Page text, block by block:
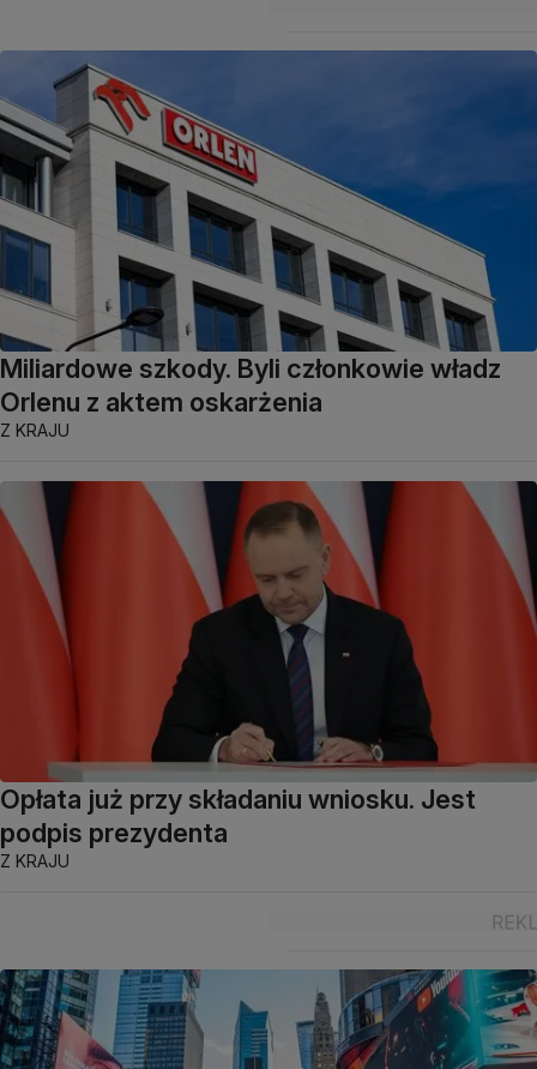
Miliardowe szkody. Byli członkowie władz
Orlenu z aktem oskarżenia
Z KRAJU
Opłata już przy składaniu wniosku. Jest
podpis prezydenta
Z KRAJU